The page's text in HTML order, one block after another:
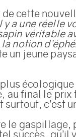
cette
y a une réelle
véritable
notion
un jeune
au final le
surtout, c’est
le gaspillage,
succès,